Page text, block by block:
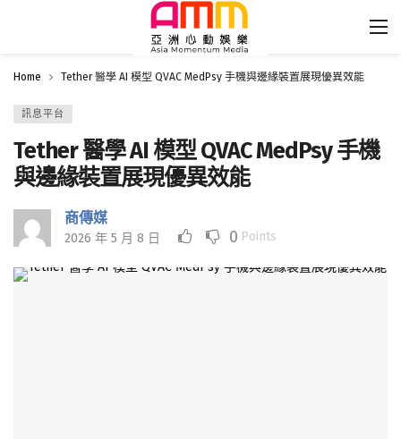
Home Tether 醫學 AI 模型 QVAC MedPsy 手機與邊緣裝置展現優異效能
訊息平台
Tether 醫學 AI 模型 QVAC MedPsy 手機
與邊緣裝置展現優異效能
商傳媒
2026 年 5 月 8 日 0 Points